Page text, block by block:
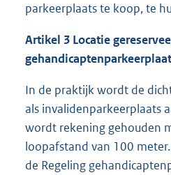
parkeerplaats te koop, te
Artikel 3 Locatie
In de praktijk wordt de
als invalidenparkeerplaats
wordt rekening gehouden
loopafstand van 100
de Regeling